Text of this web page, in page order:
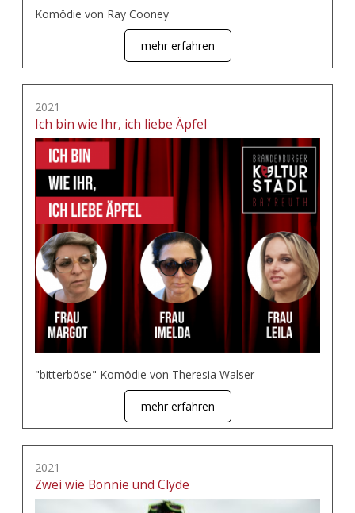
Komödie von Ray Cooney
mehr erfahren
2021
Ich bin wie Ihr, ich liebe Äpfel
"bitterböse" Komödie von Theresia Walser
mehr erfahren
2021
Zwei wie Bonnie und Clyde